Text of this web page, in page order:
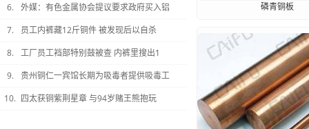
6. 外媒：有色金属协会提议要求政府买入铝
7.
员工内裤藏12斤铜件 被发现后以自杀
8. 工厂员工裆部特别鼓被查 内裤里搜出1
9. 贵州铜仁一宾馆长期为吸毒者提供吸毒工
10. 四太获铜紫荆星章 与94岁赌王熊抱玩
磷青铜板